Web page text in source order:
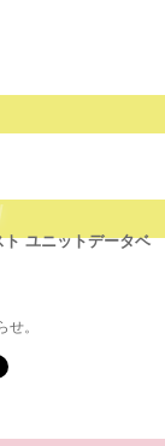
ト ユニットデータベ
せ。